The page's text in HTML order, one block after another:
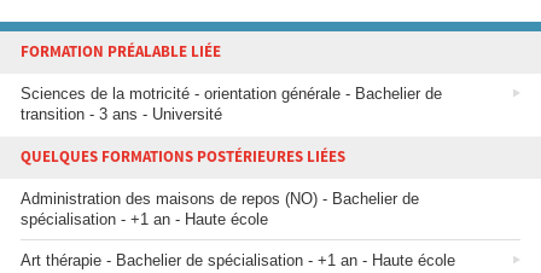
FORMATION PRÉALABLE LIÉE
Sciences de la motricité - orientation générale - Bachelier de
transition - 3 ans - Université
QUELQUES FORMATIONS POSTÉRIEURES LIÉES
Administration des maisons de repos (NO) - Bachelier de
spécialisation - +1 an - Haute école
Art thérapie - Bachelier de spécialisation - +1 an - Haute école